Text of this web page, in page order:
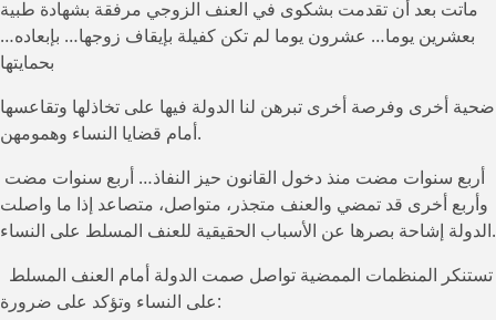
ماتت بعد أن تقدمت بشكوى في العنف الزوجي مرفقة بشهادة طبية
بعشرين يوما… عشرون يوما لم تكن كفيلة بإيقاف زوجها… بإبعاده…
ضحية أخرى وفرصة أخرى تبرهن لنا الدولة فيها على تخاذلها وتقاعسها
أمام قضايا النساء وهمومهن.
وأربع أخرى قد تمضي والعنف متجذر، متواصل، متصاعد إذا ما واصلت
الدولة إشاحة بصرها عن الأسباب الحقيقية للعنف المسلط على النساء.
على النساء وتؤكد على ضرورة: